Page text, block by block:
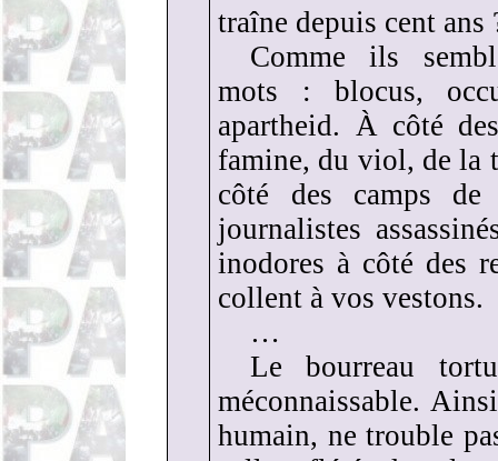
traîne depuis cent ans
Comme ils
mots : blocus,
apartheid. À côté
famine, du viol, de la
côté des camps
journalistes
inodores à côté des
collent à vos vestons.
…
Le bourreau
méconnaissable.
humain, ne trouble